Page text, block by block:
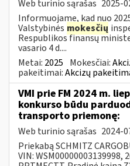
Web turinio sąrašas 2025-
Informuojame, kad nuo
Valstybinės mokesčių
Respublikos finansų
vasario 4 d....
Metai: 2025 Mokesčiai:
pakeitimai:Akcizų
VMI prie FM 2024 m.
konkurso būdu
transporto priemonę:
Web turinio sąrašas 2024-
Priekabą SCHMITZ
VIN: WSM00000003139998,